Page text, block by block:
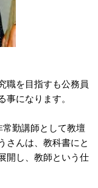
職を目指すも公務員
になります。
勤講師として教壇
さんは、教科書にと
開し、教師という仕